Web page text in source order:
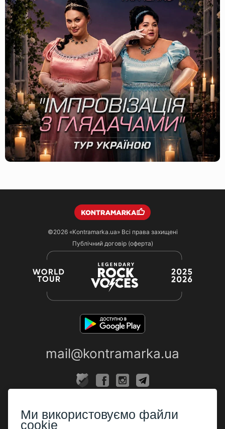
©2026 «Kontramarka.ua»Всі права захищені
Публічний договір (оферта)
mail@kontramarka.ua
Каси
Ми використовуємо файли
cookie